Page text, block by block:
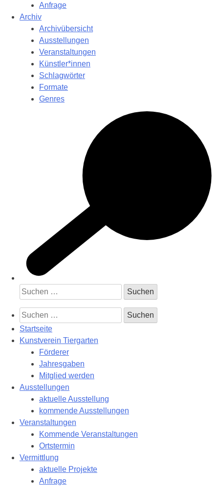
Anfrage
Archiv
Archivübersicht
Ausstellungen
Veranstaltungen
Künstler*innen
Schlagwörter
Formate
Genres
Suchen
nach:
Suchen
nach:
Startseite
Kunstverein Tiergarten
Förderer
Jahresgaben
Mitglied werden
Ausstellungen
aktuelle Ausstellung
kommende Ausstellungen
Veranstaltungen
Kommende Veranstaltungen
Ortstermin
Vermittlung
aktuelle Projekte
Anfrage